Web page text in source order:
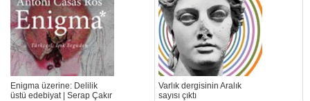
Enigma üzerine: Delilik
üstü edebiyat | Serap Çakır
Varlık dergisinin Aralık
sayısı çıktı